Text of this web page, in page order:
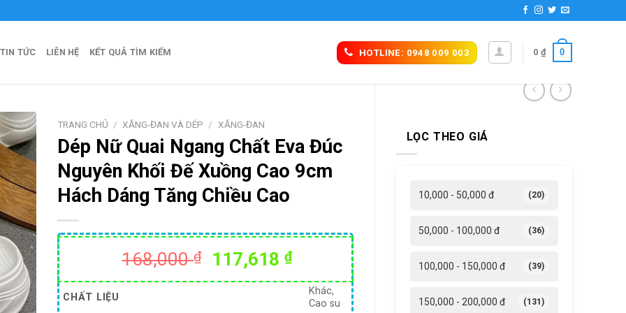
TIN TỨC LIÊN HỆ KẾT QUẢ TÌM KIẾM HOTLINE: 0948 009 003 0 ₫ 0
LỌC THEO GIÁ
10,000 - 50,000 đ (20)
50,000 - 100,000 đ (36)
100,000 - 150,000 đ (39)
150,000 - 200,000 đ (131)
TRANG CHỦ / XĂNG-ĐAN VÀ DÉP / XĂNG-ĐAN
Dép Nữ Quai Ngang Chất Eva Đúc
Nguyên Khối Đế Xuồng Cao 9cm
Hách Dáng Tăng Chiều Cao
168,000₫
Giá
gốc
117,618₫Giá
hiện
tại
CHẤT LIỆU
Khác,
Cao su